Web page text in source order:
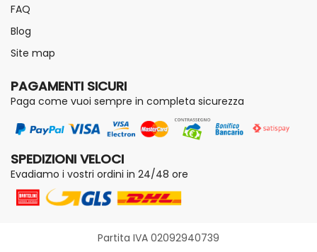
FAQ
Blog
Site map
PAGAMENTI SICURI
Paga come vuoi sempre in completa sicurezza
SPEDIZIONI VELOCI
Evadiamo i vostri ordini in 24/48 ore
Partita IVA 02092940739